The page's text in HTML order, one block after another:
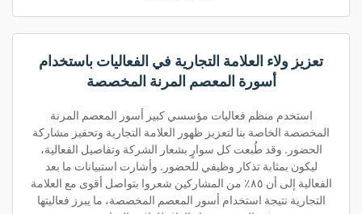
تعزيز ولاء العلامة التجارية في الفعاليات باستخدام
أسورة المعصم المرنة المخصصة
استخدم منظم فعاليات مؤسسي كبير أسور المعصم المرنة
المخصصة الخاصة بنا لتعزيز ظهور العلامة التجارية وتحفيز مشاركة
الحضور. وقد طُبعت كل سوارٍ بشعار الشركة وتفاصيل الفعالية،
ليكون بمثابة تذكار وظيفي للحضور. وأشارت استبيانات ما بعد
الفعالية إلى أن ٨٥٪ من المشاركين شعروا بتواصل أقوى مع العلامة
التجارية نتيجة استخدام أسور المعصم المخصصة، ما يبرز فعاليتها